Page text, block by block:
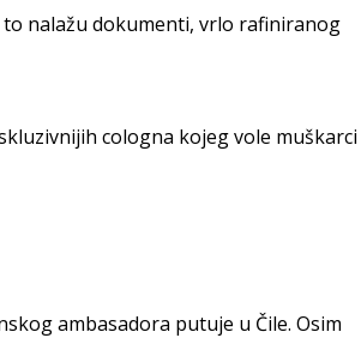
nalažu dokumenti, vrlo rafiniranog
cologna kojeg vole muškarci
ambasadora putuje u Čile. Osim